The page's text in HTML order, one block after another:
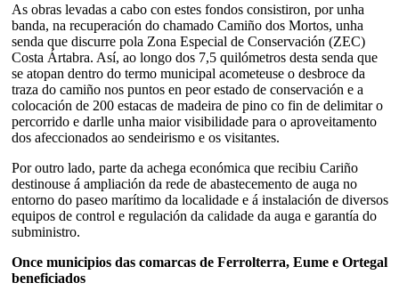
As obras levadas a cabo con estes fondos consistiron, por unha
banda, na recuperación do chamado Camiño dos Mortos, unha
senda que discurre pola Zona Especial de Conservación (ZEC)
Costa Ártabra. Así, ao longo dos 7,5 quilómetros desta senda que
se atopan dentro do termo municipal acometeuse o desbroce da
traza do camiño nos puntos en peor estado de conservación e a
colocación de 200 estacas de madeira de pino co fin de delimitar o
percorrido e darlle unha maior visibilidade para o aproveitamento
dos afeccionados ao sendeirismo e os visitantes.
Por outro lado, parte da achega económica que recibiu Cariño
destinouse á ampliación da rede de abastecemento de auga no
entorno do paseo marítimo da localidade e á instalación de diversos
equipos de control e regulación da calidade da auga e garantía do
subministro.
Once municipios das comarcas de Ferrolterra, Eume e Ortegal
beneficiados